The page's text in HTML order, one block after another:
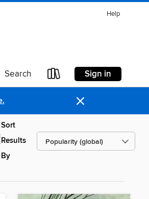
Help
Search Sign in
×
Sort
Results
By